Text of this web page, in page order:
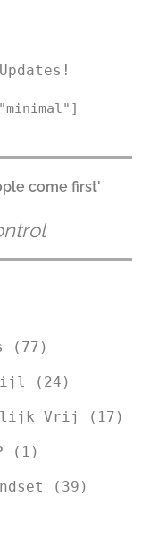
come first'
(77)
(24)
Vrij (17)
(1)
(39)